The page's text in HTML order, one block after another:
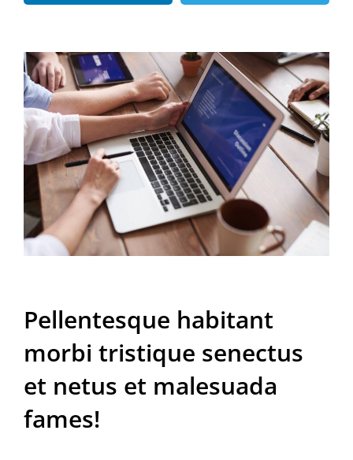
Pellentesque habitant
morbi tristique senectus
et netus et malesuada
fames!